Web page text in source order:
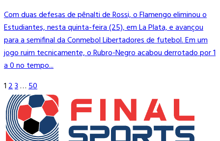
Com duas defesas de pênalti de Rossi, o Flamengo eliminou o
Estudiantes, nesta quinta-feira (25), em La Plata, e avançou
para a semifinal da Conmebol Libertadores de futebol. Em um
jogo ruim tecnicamente, o Rubro-Negro acabou derrotado por 1
a 0 no tempo...
123…50